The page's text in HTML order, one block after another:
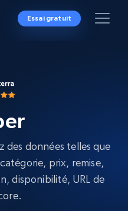
Essai gratuit
des données telles que
prix, remise,
disponibilité, URL de